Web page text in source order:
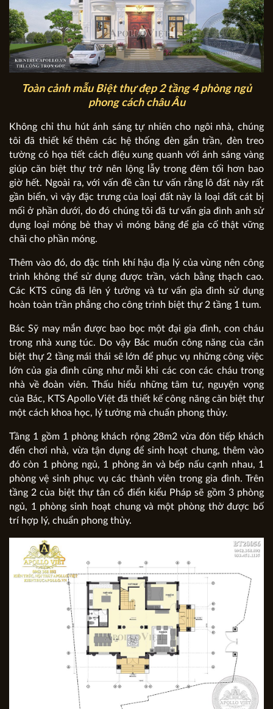
Toàn cảnh mẫu Biệt thự đẹp 2 tầng 4 phòng ngủ
phong cách châu Âu
Không chỉ thu hút ánh sáng tự nhiên cho ngôi nhà, chúng
tôi đã thiết kế thêm các hệ thống đèn gắn trần, đèn treo
tường có họa tiết cách điệu xung quanh với ánh sáng vàng
giúp căn biệt thự trở nên lộng lẫy trong đêm tối hơn bao
giờ hết. Ngoài ra, với vấn đề cần tư vấn rằng lô đất này rất
gần biển, vì vậy đặc trưng của loại đất này là loại đất cát bị
mối ở phần dưới, do đó chúng tôi đã tư vấn gia đình anh sử
dụng loại móng bè thay vì móng băng để gia cố thật vững
chãi cho phần móng.
Thêm vào đó, do đặc tính khí hậu địa lý của vùng nên công
trình không thể sử dụng được trần, vách bằng thạch cao.
Các KTS cũng đã lên ý tưởng và tư vấn gia đình sử dụng
hoàn toàn trần phẳng cho công trình biệt thự 2 tầng 1 tum.
Bác Sỹ may mắn được bao bọc một đại gia đình, con cháu
trong nhà xung túc. Do vậy Bác muốn công năng của căn
biệt thự 2 tầng mái thái sẽ lớn để phục vụ những công việc
lớn của gia đình cũng như mỗi khi các con các cháu trong
nhà về đoàn viên. Thấu hiểu những tâm tư, nguyện vọng
của Bác, KTS Apollo Việt đã thiết kế công năng căn biệt thự
một cách khoa học, lý tưởng mà chuẩn phong thủy.
Tầng 1 gồm 1 phòng khách rộng 28m2 vừa đón tiếp khách
đến chơi nhà, vừa tận dụng để sinh hoạt chung, thêm vào
đó còn 1 phòng ngủ, 1 phòng ăn và bếp nấu cạnh nhau, 1
phòng vệ sinh phục vụ các thành viên trong gia đình. Trên
tầng 2 của biệt thự tân cổ điển kiểu Pháp sẽ gồm 3 phòng
ngủ, 1 phòng sinh hoạt chung và một phòng thờ được bố
trí hợp lý, chuẩn phong thủy.